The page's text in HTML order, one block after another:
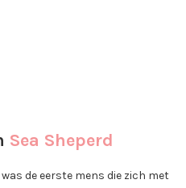
Sea Sheperd
de eerste mens die zich met